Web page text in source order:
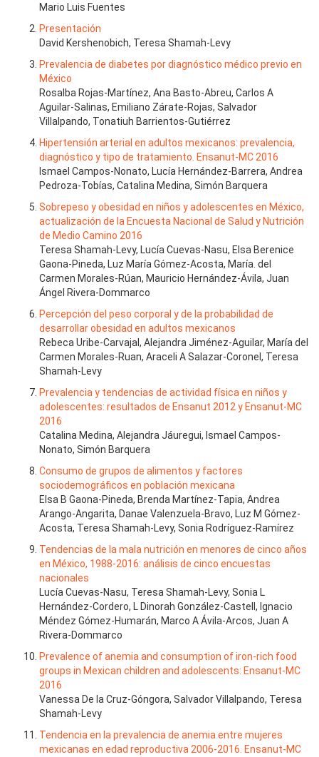
Mario Luis Fuentes
Presentación
David Kershenobich, Teresa Shamah-Levy
Prevalencia de diabetes por diagnóstico médico previo en
México
Rosalba Rojas-Martínez, Ana Basto-Abreu, Carlos A
Aguilar-Salinas, Emiliano Zárate-Rojas, Salvador
Villalpando, Tonatiuh Barrientos-Gutiérrez
Hipertensión arterial en adultos mexicanos: prevalencia,
diagnóstico y tipo de tratamiento. Ensanut-MC 2016
Ismael Campos-Nonato, Lucía Hernández-Barrera, Andrea
Pedroza-Tobías, Catalina Medina, Simón Barquera
Sobrepeso y obesidad en niños y adolescentes en México,
actualización de la Encuesta Nacional de Salud y Nutrición
de Medio Camino 2016
Teresa Shamah-Levy, Lucía Cuevas-Nasu, Elsa Berenice
Gaona-Pineda, Luz María Gómez-Acosta, María. del
Carmen Morales-Rúan, Mauricio Hernández-Ávila, Juan
Ángel Rivera-Dommarco
Percepción del peso corporal y de la probabilidad de
desarrollar obesidad en adultos mexicanos
Rebeca Uribe-Carvajal, Alejandra Jiménez-Aguilar, María del
Carmen Morales-Ruan, Araceli A Salazar-Coronel, Teresa
Shamah-Levy
Prevalencia y tendencias de actividad física en niños y
adolescentes: resultados de Ensanut 2012 y Ensanut-MC
2016
Catalina Medina, Alejandra Jáuregui, Ismael Campos-
Nonato, Simón Barquera
Consumo de grupos de alimentos y factores
sociodemográficos en población mexicana
Elsa B Gaona-Pineda, Brenda Martínez-Tapia, Andrea
Arango-Angarita, Danae Valenzuela-Bravo, Luz M Gómez-
Acosta, Teresa Shamah-Levy, Sonia Rodríguez-Ramírez
Tendencias de la mala nutrición en menores de cinco años
en México, 1988-2016: análisis de cinco encuestas
nacionales
Lucía Cuevas-Nasu, Teresa Shamah-Levy, Sonia L
Hernández-Cordero, L Dinorah González-Castell, Ignacio
Méndez Gómez-Humarán, Marco A Ávila-Arcos, Juan A
Rivera-Dommarco
Prevalence of anemia and consumption of iron-rich food
groups in Mexican children and adolescents: Ensanut-MC
2016
Vanessa De la Cruz-Góngora, Salvador Villalpando, Teresa
Shamah-Levy
Tendencia en la prevalencia de anemia entre mujeres
mexicanas en edad reproductiva 2006-2016. Ensanut-MC